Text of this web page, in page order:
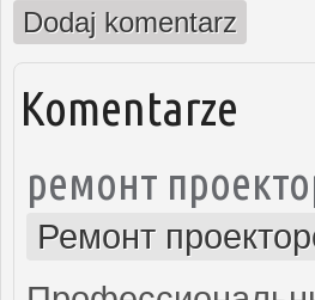
Dodaj komentarz
Komentarze
ремонт
Ремонт